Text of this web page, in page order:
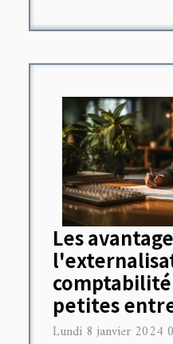
Les
petites
Lundi 8 janvier 2024